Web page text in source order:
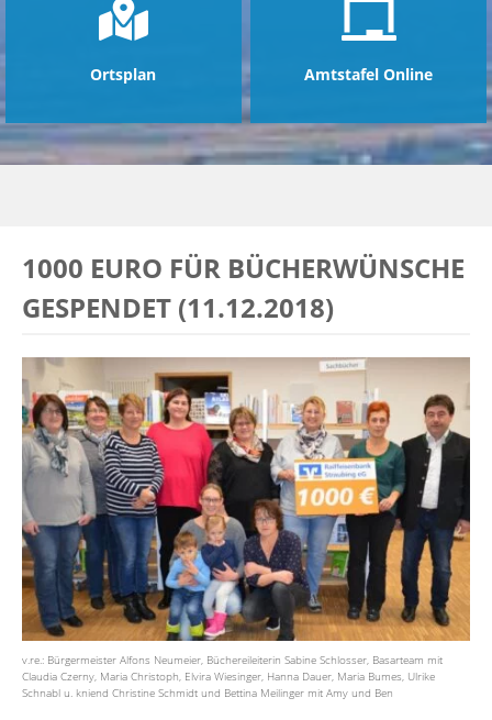
Ortsplan Amtstafel Online
1000 EURO FÜR BÜCHERWÜNSCHE
GESPENDET (11.12.2018)
v.re.: Bürgermeister Alfons Neumeier, Büchereileiterin Sabine Schlosser, Basarteam mit
Claudia Czerny, Maria Christoph, Elvira Wiesinger, Hanna Dauer, Maria Bumes, Ulrike
Schnabl u. kniend Christine Schmidt und Bettina Meilinger mit Amy und Ben